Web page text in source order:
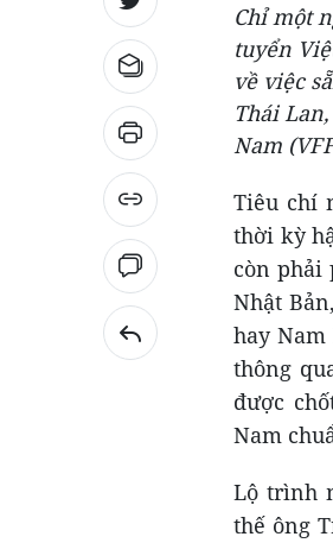
Chỉ một
tuyển
về việc
Thái
Nam
Tiêu chí
thời kỳ
còn phải
Nhật
hay
thông
được
Nam
Lộ trình
thế ông